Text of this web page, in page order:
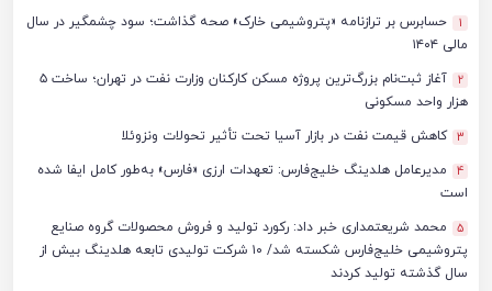
1
حسابرس بر ترازنامه «پتروشیمی خارک» صحه گذاشت؛ سود چشمگیر در سال
مالی ۱۴۰۴
2
آغاز ثبت‌نام بزرگ‌ترین پروژه مسکن کارکنان وزارت نفت در تهران؛ ساخت ۵
هزار واحد مسکونی
3 کاهش قیمت نفت در بازار آسیا تحت تأثیر تحولات ونزوئلا
4
مدیرعامل هلدینگ خلیج‌فارس: تعهدات ارزی «فارس» به‌طور کامل ایفا شده
است
5
محمد شریعتمداری خبر داد: رکورد تولید و فروش محصولات گروه صنایع
پتروشیمی خلیج‌فارس شکسته شد/ ۱۰ شرکت تولیدی تابعه هلدینگ بیش از
سال گذشته تولید کردند